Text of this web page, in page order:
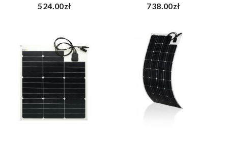
524.00zł
738.00zł